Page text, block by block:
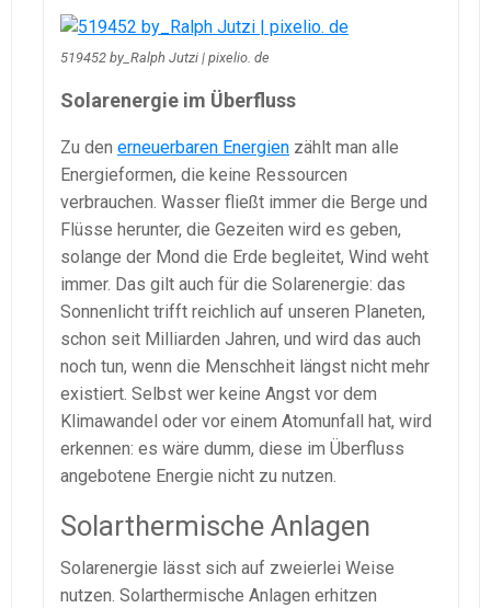
519452 by_Ralph Jutzi | pixelio. de
Solarenergie im Überfluss
Zu den erneuerbaren Energien zählt man alle
Energieformen, die keine Ressourcen
verbrauchen. Wasser fließt immer die Berge und
Flüsse herunter, die Gezeiten wird es geben,
solange der Mond die Erde begleitet, Wind weht
immer. Das gilt auch für die Solarenergie: das
Sonnenlicht trifft reichlich auf unseren Planeten,
schon seit Milliarden Jahren, und wird das auch
noch tun, wenn die Menschheit längst nicht mehr
existiert. Selbst wer keine Angst vor dem
Klimawandel oder vor einem Atomunfall hat, wird
erkennen: es wäre dumm, diese im Überfluss
angebotene Energie nicht zu nutzen.
Solarthermische Anlagen
Solarenergie lässt sich auf zweierlei Weise
nutzen. Solarthermische Anlagen erhitzen